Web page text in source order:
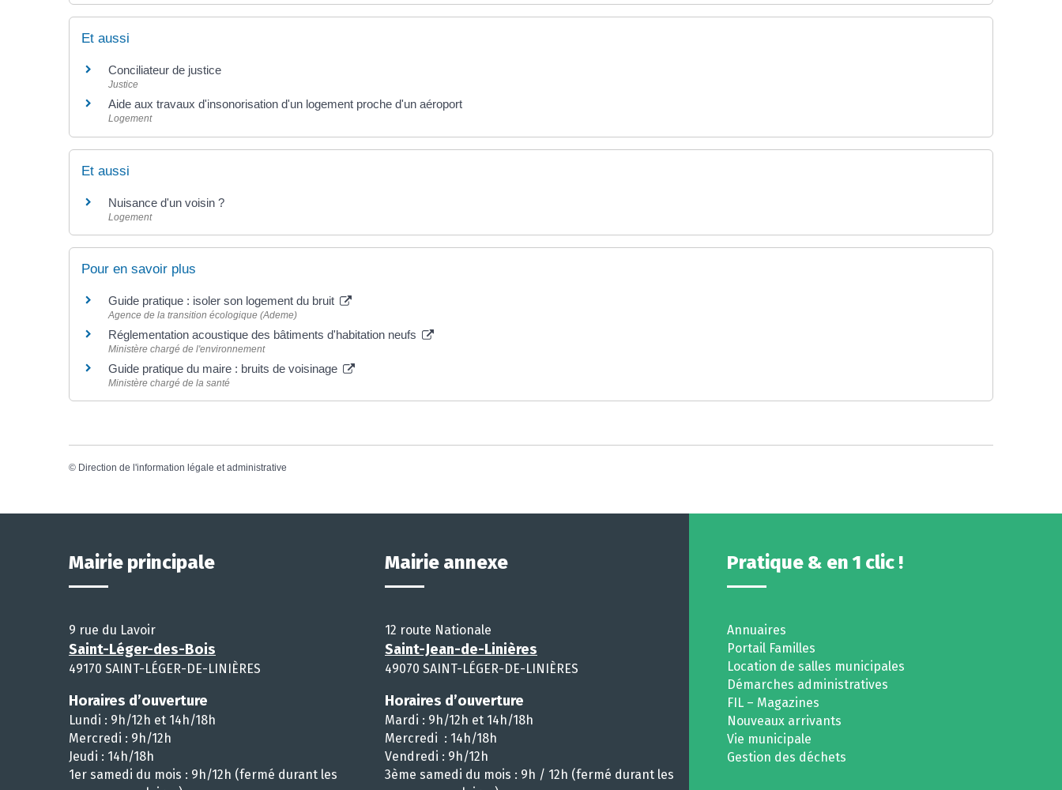
Et aussi
Conciliateur de justice
Justice
Aide aux travaux d'insonorisation d'un logement proche d'un aéroport
Logement
Et aussi
Nuisance d'un voisin ?
Logement
Pour en savoir plus
Guide pratique : isoler son logement du bruit
Agence de la transition écologique (Ademe)
Réglementation acoustique des bâtiments d'habitation neufs
Ministère chargé de l'environnement
Guide pratique du maire : bruits de voisinage
Ministère chargé de la santé
© Direction de l'information légale et administrative
Mairie principale
9 rue du Lavoir
Saint-Léger-des-Bois
49170 SAINT-LÉGER-DE-LINIÈRES
Horaires d’ouverture
Lundi : 9h/12h et 14h/18h
Mercredi : 9h/12h
Jeudi : 14h/18h
1er samedi du mois : 9h/12h (fermé durant les
Mairie annexe
12 route Nationale
Saint-Jean-de-Linières
49070 SAINT-LÉGER-DE-LINIÈRES
Horaires d’ouverture
Mardi : 9h/12h et 14h/18h
Mercredi : 14h/18h
Vendredi : 9h/12h
3ème samedi du mois : 9h / 12h (fermé durant les
Pratique & en 1 clic !
Annuaires
Portail Familles
Location de salles municipales
Démarches administratives
FIL – Magazines
Nouveaux arrivants
Vie municipale
Gestion des déchets